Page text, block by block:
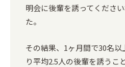
明会に後輩を誘ってくださ
た。
その結果、1ヶ月間で30名
り平均2.5人の後輩を誘うこ